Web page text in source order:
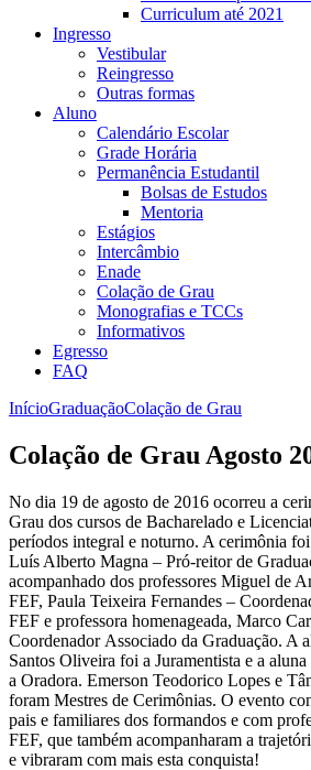
Curriculum até 2021
Ingresso
Vestibular
Reingresso
Outras formas
Aluno
Calendário Escolar
Grade Horária
Permanência Estudantil
Bolsas de Estudos
Mentoria
Estágios
Intercâmbio
Enade
Colação de Grau
Monografias e TCCs
Informativos
Egresso
FAQ
InícioGraduaçãoColação de Grau
Colação de Grau Agosto
No dia 19 de agosto de 2016 ocorreu a
Grau dos cursos de Bacharelado e
períodos integral e noturno. A cerimônia
Luís Alberto Magna – Pró-reitor de
acompanhado dos professores Miguel de
FEF, Paula Teixeira Fernandes –
FEF e professora homenageada, Marco
Coordenador Associado da Graduação. A
Santos Oliveira foi a Juramentista e a
a Oradora. Emerson Teodorico Lopes e
foram Mestres de Cerimônias. O evento
pais e familiares dos formandos e com
FEF, que também acompanharam a
e vibraram com mais esta conquista!